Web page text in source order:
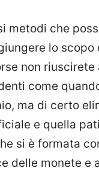
metodi che
lo scopo
non riuscirete
come
ma di certo
e quella
si è formata
delle monete e